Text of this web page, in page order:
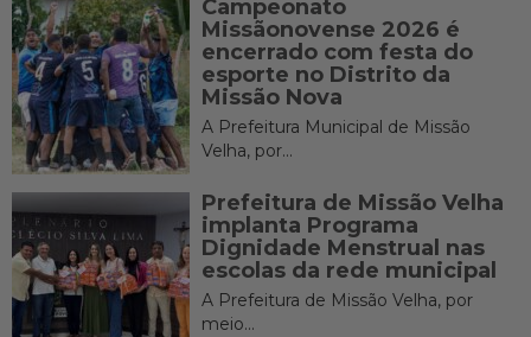
Campeonato
Missãonovense 2026 é
encerrado com festa do
esporte no Distrito da
Missão Nova
A Prefeitura Municipal de Missão
Velha, por...
Prefeitura de Missão Velha
implanta Programa
Dignidade Menstrual nas
escolas da rede municipal
A Prefeitura de Missão Velha, por
meio...